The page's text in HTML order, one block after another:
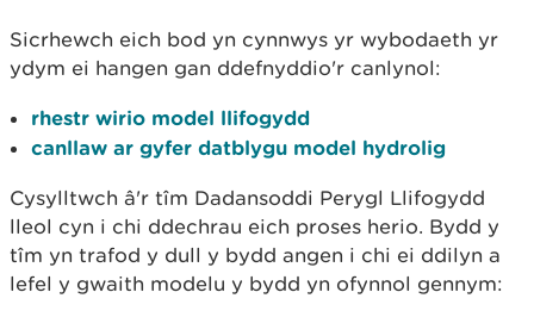
Sicrhewch eich bod yn cynnwys yr wybodaeth yr
ydym ei hangen gan ddefnyddio'r canlynol:
rhestr wirio model llifogydd
canllaw ar gyfer datblygu model hydrolig
Cysylltwch â'r tîm Dadansoddi Perygl Llifogydd
lleol cyn i chi ddechrau eich proses herio. Bydd y
tîm yn trafod y dull y bydd angen i chi ei ddilyn a
lefel y gwaith modelu y bydd yn ofynnol gennym: